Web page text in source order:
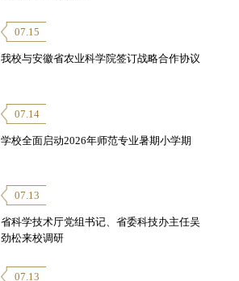
07.15
我校与安徽省农业科学院签订战略合作协议
07.14
学校全面启动2026年师范专业暑期小学期
07.13
省科学技术厅党组书记、省委科技办主任吴
劲松来校调研
07.13